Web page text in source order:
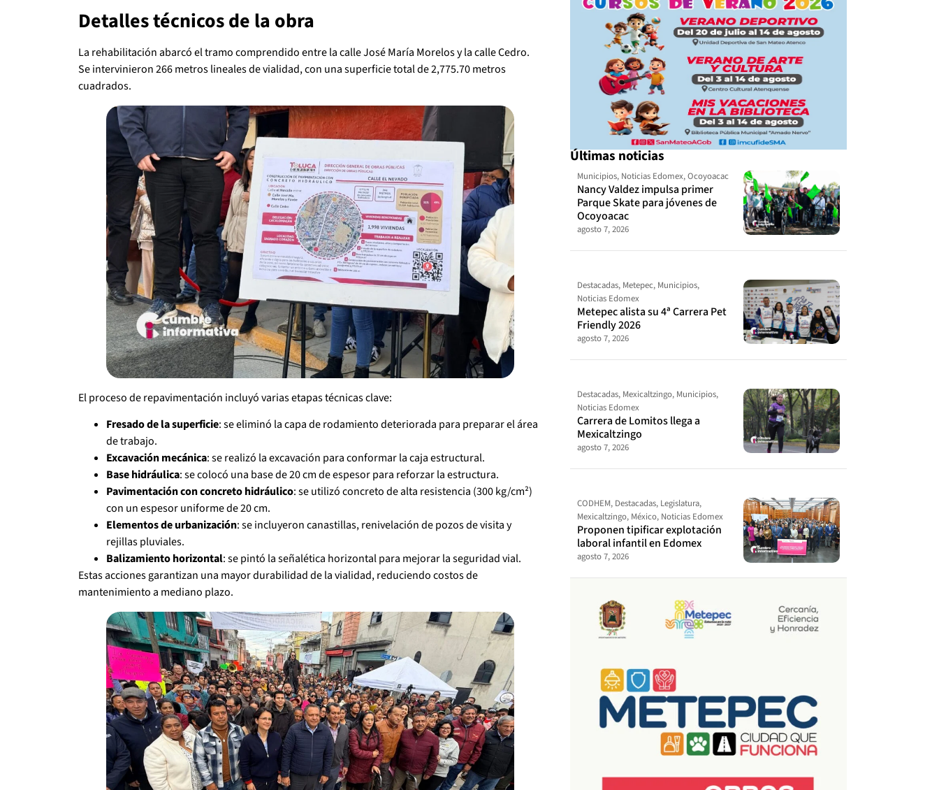
Detalles técnicos de la obra
La rehabilitación abarcó el tramo comprendido entre la calle José María Morelos y la calle Cedro.
Se intervinieron 266 metros lineales de vialidad, con una superficie total de 2,775.70 metros
cuadrados.
El proceso de repavimentación incluyó varias etapas técnicas clave:
Fresado de la superficie: se eliminó la capa de rodamiento deteriorada para preparar el área
de trabajo.
Excavación mecánica: se realizó la excavación para conformar la caja estructural.
Base hidráulica: se colocó una base de 20 cm de espesor para reforzar la estructura.
Pavimentación con concreto hidráulico: se utilizó concreto de alta resistencia (300 kg/cm²)
con un espesor uniforme de 20 cm.
Elementos de urbanización: se incluyeron canastillas, renivelación de pozos de visita y
rejillas pluviales.
Balizamiento horizontal: se pintó la señalética horizontal para mejorar la seguridad vial.
Estas acciones garantizan una mayor durabilidad de la vialidad, reduciendo costos de
mantenimiento a mediano plazo.
Últimas noticias
Municipios, Noticias Edomex,Ocoyoacac
Nancy Valdez impulsa primer
Parque Skate para jóvenes de
Ocoyoacac
agosto 7, 2026
Destacadas, Metepec, Municipios,
Noticias Edomex
Metepec alista su 4ª Carrera Pet
Friendly 2026
agosto 7, 2026
Destacadas, Mexicaltzingo, Municipios,
Noticias Edomex
Carrera de Lomitos llega a
Mexicaltzingo
agosto 7, 2026
CODHEM, Destacadas, Legislatura,
Mexicaltzingo, México, Noticias Edomex
Proponen tipificar explotación
laboral infantil en Edomex
agosto 7, 2026